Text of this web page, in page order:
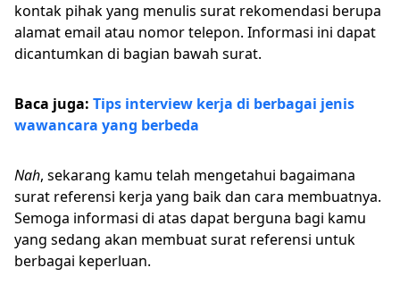
kontak pihak yang menulis surat rekomendasi berupa
alamat email atau nomor telepon. Informasi ini dapat
dicantumkan di bagian bawah surat.
Baca juga: Tips interview kerja di berbagai jenis
wawancara yang berbeda
Nah, sekarang kamu telah mengetahui bagaimana
surat referensi kerja yang baik dan cara membuatnya.
Semoga informasi di atas dapat berguna bagi kamu
yang sedang akan membuat surat referensi untuk
berbagai keperluan.